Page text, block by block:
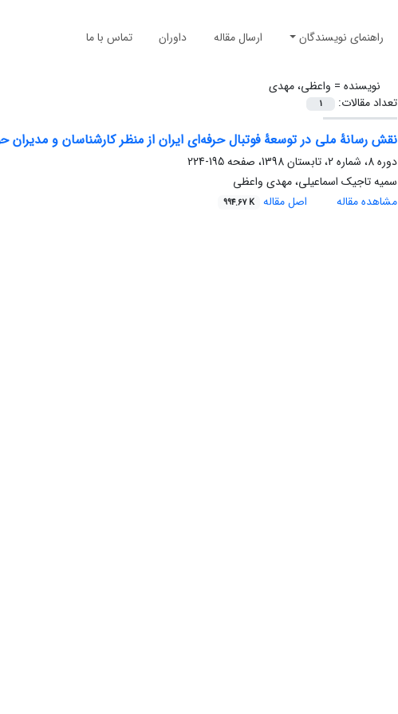
راهنمای نویسندگان ارسال مقاله داوران تماس با ما
نویسنده = واعظی، مهدی
تعداد مقالات:
1
نقش رسانۀ ملی در توسعۀ فوتبال حرفه‌ای ایران از منظر کارشناسان و مدیران
دوره 8، شماره 2، تابستان 1398، صفحه
195-224
سمیه تاجیک اسماعیلی، مهدی واعظی
مشاهده مقاله
اصل مقاله 994.67 K